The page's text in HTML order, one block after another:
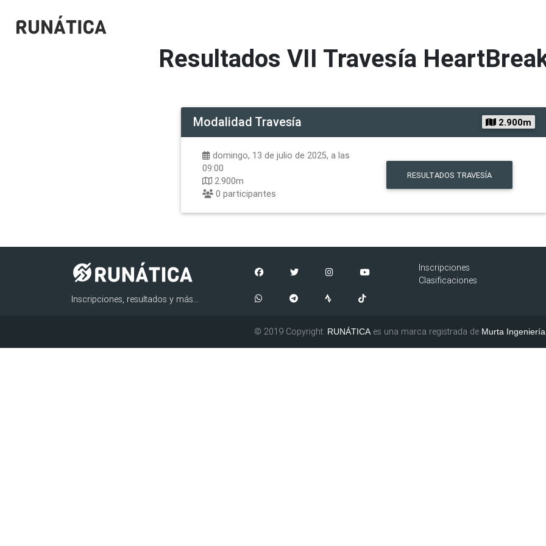
Resultados VII Travesía
Modalidad Travesía 2.900m
domingo, 13 de julio de 2025, a las
09:00
2.900m
0participantes
RESULTADOS TRAVESÍA
Inscripciones, resultados y más...
Inscripciones
Clasificaciones
© 2019 Copyright: RUNÁTICAes una marca registrada de Murta Ingeniería,